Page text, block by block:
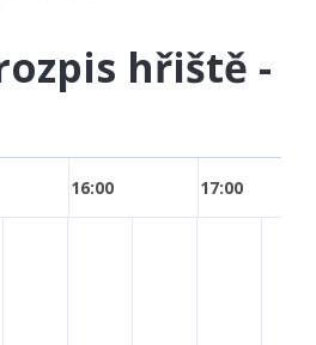
hřiště -
16:00 17:00